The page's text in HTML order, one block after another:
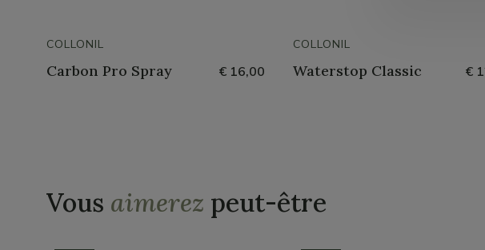
COLLONIL
Carbon Pro Spray € 16,00
COLLONIL
Waterstop Classic €
Vous aimerez peut-être